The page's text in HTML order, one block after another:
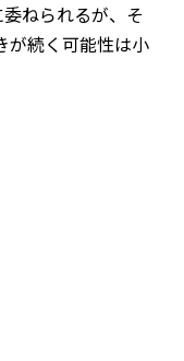
ねられるが、そ
が続く可能性は小